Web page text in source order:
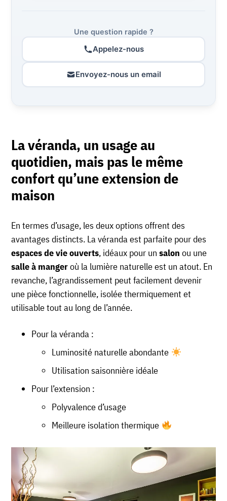
Une question rapide ?
Appelez-nous
Envoyez-nous un email
La véranda, un usage au
quotidien, mais pas le même
confort qu’une extension de
maison
En termes d’usage, les deux options offrent des
avantages distincts. La véranda est parfaite pour des
espaces de vie ouverts, idéaux pour unsalon ou une
salle à mangeroù la lumière naturelle est un atout. En
revanche, l’agrandissement peut facilement devenir
une pièce fonctionnelle, isolée thermiquement et
utilisable tout au long de l’année.
Pour la véranda :
Luminosité naturelle abondante
Utilisation saisonnière idéale
Pour l’extension :
Polyvalence d’usage
Meilleure isolation thermique